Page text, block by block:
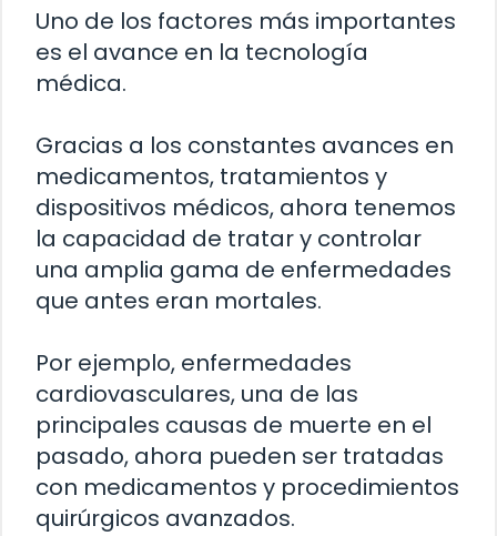
Uno de los factores más importantes
es el avance en la tecnología
médica.
Gracias a los constantes avances en
medicamentos, tratamientos y
dispositivos médicos, ahora tenemos
la capacidad de tratar y controlar
una amplia gama de enfermedades
que antes eran mortales.
Por ejemplo, enfermedades
cardiovasculares, una de las
principales causas de muerte en el
pasado, ahora pueden ser tratadas
con medicamentos y procedimientos
quirúrgicos avanzados.